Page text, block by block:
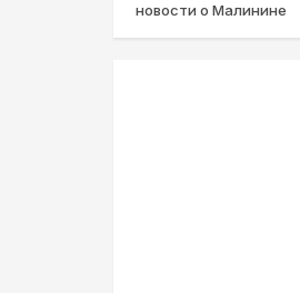
новости о Малинине